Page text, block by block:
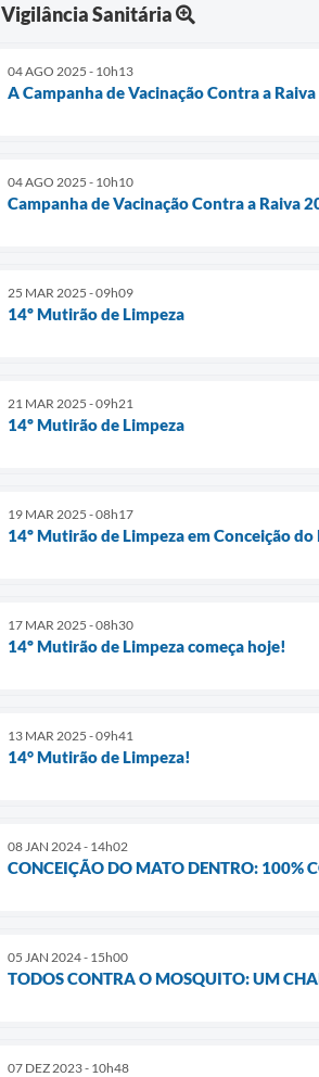
Vigilância Sanitária
04 AGO 2025 - 10h13
A Campanha de Vacinação Contra a
04 AGO 2025 - 10h10
Campanha de Vacinação Contra a Raiva
25 MAR 2025 - 09h09
14º Mutirão de Limpeza
21 MAR 2025 - 09h21
14º Mutirão de Limpeza
19 MAR 2025 - 08h17
14º Mutirão de Limpeza em Conceição
17 MAR 2025 - 08h30
14º Mutirão de Limpeza começa hoje!
13 MAR 2025 - 09h41
14° Mutirão de Limpeza!
08 JAN 2024 - 14h02
CONCEIÇÃO DO MATO DENTRO: 100%
05 JAN 2024 - 15h00
TODOS CONTRA O MOSQUITO: UM
07 DEZ 2023 - 10h48